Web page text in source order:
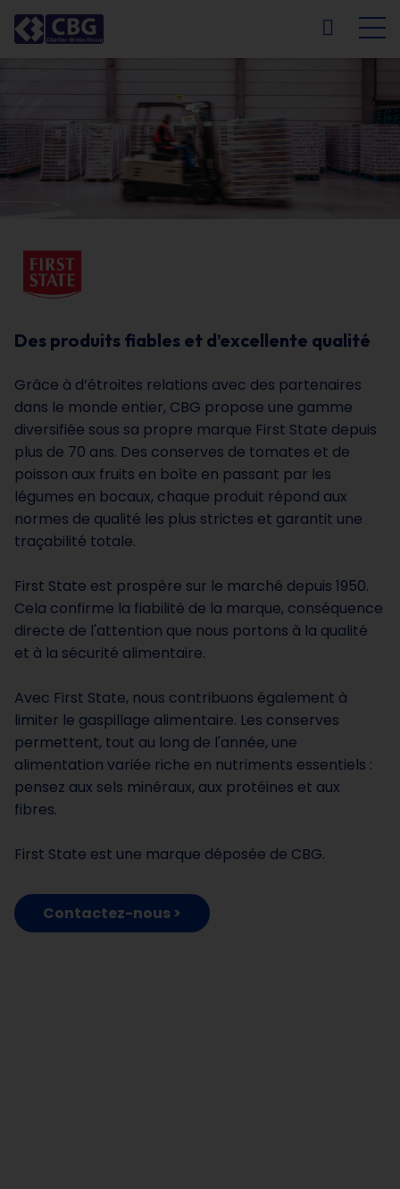
EN DE
Des produits fiables et d’excellente qualité
Grâce à d’étroites relations avec des partenaires
dans le monde entier, CBG propose une gamme
diversifiée sous sa propre marque First State depuis
plus de 70 ans. Des conserves de tomates et de
poisson aux fruits en boîte en passant par les
légumes en bocaux, chaque produit répond aux
normes de qualité les plus strictes et garantit une
traçabilité totale.
First State est prospère sur le marché depuis 1950.
Cela confirme la fiabilité de la marque, conséquence
directe de l'attention que nous portons à la qualité
et à la sécurité alimentaire.
Avec First State, nous contribuons également à
limiter le gaspillage alimentaire. Les conserves
permettent, tout au long de l'année, une
alimentation variée riche en nutriments essentiels :
pensez aux sels minéraux, aux protéines et aux
fibres.
First State est une marque déposée de CBG.
Contactez-nous >